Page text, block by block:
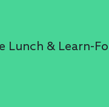
Lunch & Learn-